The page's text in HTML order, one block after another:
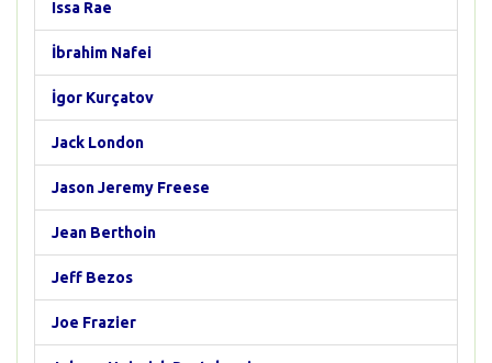
Issa Rae
İbrahim Nafei
İgor Kurçatov
Jack London
Jason Jeremy Freese
Jean Berthoin
Jeff Bezos
Joe Frazier